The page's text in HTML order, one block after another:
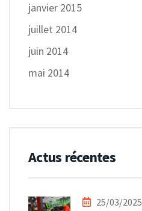
janvier 2015
juillet 2014
juin 2014
mai 2014
Actus récentes
25/03/2025